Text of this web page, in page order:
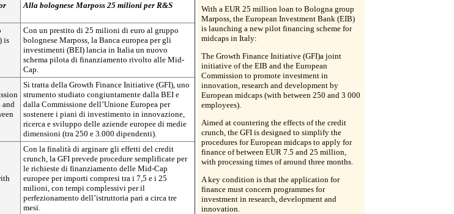
Alla bolognese Marposs 25 milioni per R&S
is
Con un prestito di 25 milioni di euro al gruppo
bolognese Marposs, la Banca europea per gli
investimenti (BEI) lancia in Italia un nuovo
schema pilota di finanziamento rivolto alle Mid-
Cap.
and
Si tratta della Growth Finance Initiative (GFI), uno
strumento studiato congiuntamente dalla BEI e
dalla Commissione dell’Unione Europea per
sostenere i piani di investimento in innovazione,
ricerca e sviluppo delle aziende europee di medie
dimensioni (tra 250 e 3.000 dipendenti).
Con la finalità di arginare gli effetti del credit
crunch, la GFI prevede procedure semplificate per
le richieste di finanziamento delle Mid-Cap
europee per importi compresi tra i 7,5 e i 25
milioni, con tempi complessivi per il
perfezionamento dell’istruttoria pari a circa tre
mesi.
With a EUR 25 million loan to Bologna group
Marposs, the European Investment Bank (EIB)
is launching a new pilot financing scheme for
midcaps in Italy:
The Growth Finance Initiative (GFI)a joint
initiative of the EIB and the European
Commission to promote investment in
innovation, research and development by
European midcaps (with between 250 and 3 000
employees).
Aimed at countering the effects of the credit
crunch, the GFI is designed to simplify the
procedures for European midcaps to apply for
finance of between EUR 7.5 and 25 million,
with processing times of around three months.
A key condition is that the application for
finance must concern programmes for
investment in research, development and
innovation.